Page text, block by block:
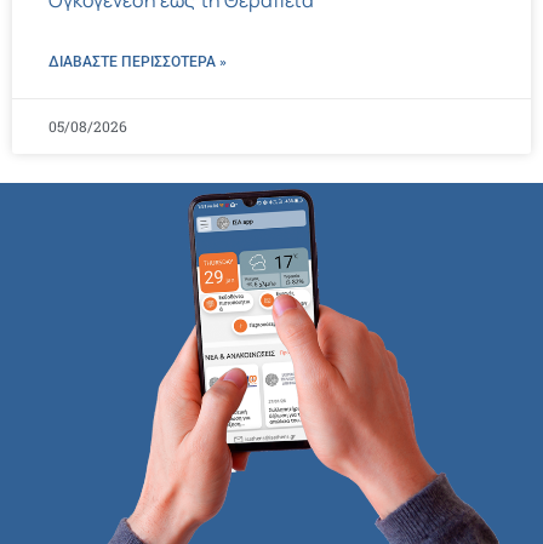
ΔΙΑΒΑΣΤΕ ΠΕΡΙΣΣΌΤΕΡΑ »
05/08/2026